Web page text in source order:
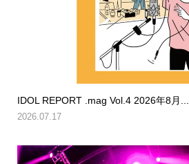
IDOL REPORT .mag Vol.4 2026年8月...
2026.07.17